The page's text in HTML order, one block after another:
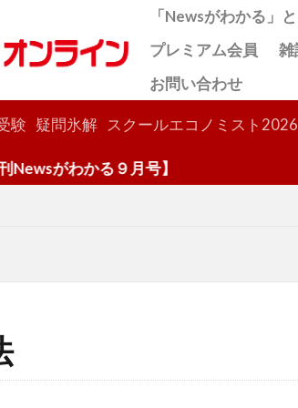
「Newsがわかる」
プレミアム会員
雑
お問い合わせ
験 疑問氷解 スクールエコノミスト2026
がわかる９月号】